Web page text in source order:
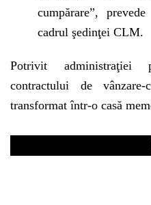
cumpărare”,
cadrul şedinţei CLM.
Potrivit administraţiei
contractului de
transformat într-o casă